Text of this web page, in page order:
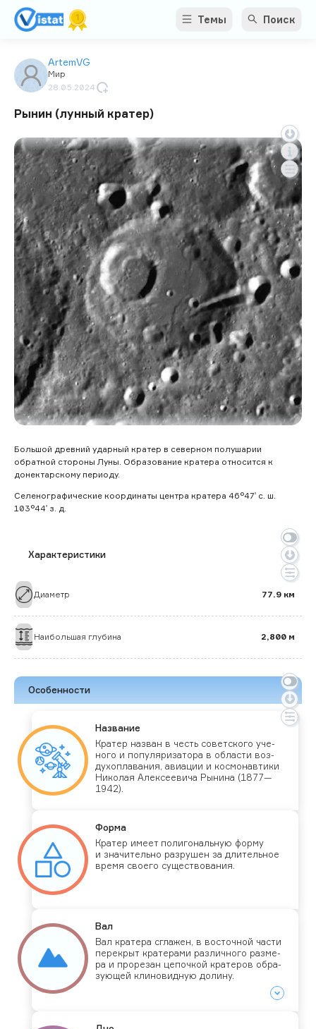
Темы Поиск
ArtemVG
Мир
28.05.2024
Рынин (лунный кратер)
Большой древний ударный кратер в северном полушарии
обратной стороны Луны. Образование кратера относится к
донектарскому периоду.
Селенографические координаты центра кратера 46°47′ с. ш.
103°44′ з. д.
Характеристики
Диаметр 77.9 км
Наибольшая глубина 2,800 м
Особенности
Наз­ва­ние
Кра­тер наз­ван в честь со­вет­ско­го уче­
ного и по­пуля­риза­тора в об­ласти воз­
ду­хоп­ла­вания, ави­ации и кос­мо­нав­ти­ки
Ни­колая Алек­се­еви­ча Ры­нина (1877—
1942).
Фор­ма
Кра­тер име­ет по­лиго­наль­ную фор­му
и зна­читель­но раз­ру­шен за дли­тель­ное
вре­мя сво­его су­щес­тво­вания.
Вал
Вал кра­тера сгла­жен, в вос­точной час­ти
пе­рек­рыт кра­тера­ми раз­лично­го раз­ме­
ра и про­резан це­поч­кой кра­теров об­ра­
зу­ющей кли­новид­ную до­лину.